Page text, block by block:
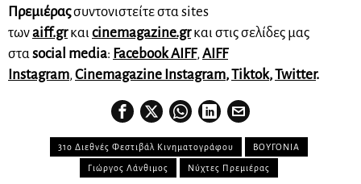
Πρεμιέραςσυντονιστείτε στα sites
τωνaiff.grκαι cinemagazine.grκαι στις σελίδες μας
σταsocial media: Facebook AIFF,AIFF
Instagram,Cinemagazine Instagram,Tiktok,Twitter.
31ο Διεθνές Φεστιβάλ Κινηματογράφου ΒΟΥΓΟΝΙΑ
Γιώργος Λάνθιμος Νύχτες Πρεμιέρας